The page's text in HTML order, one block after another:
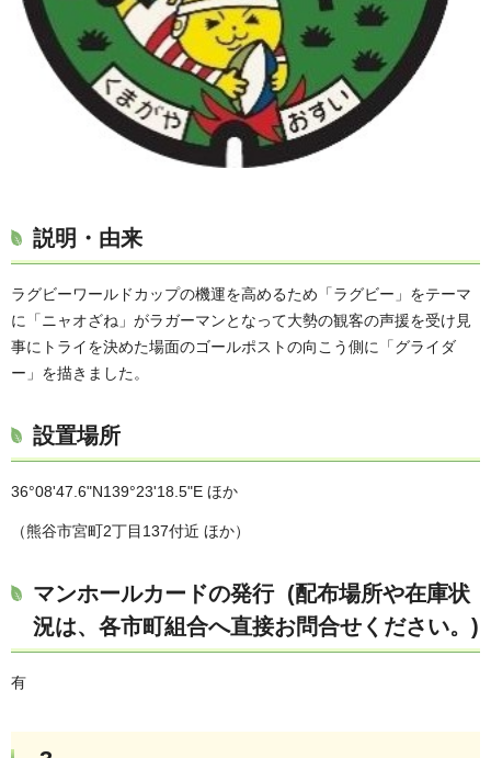
説明・由来
ラグビーワールドカップの機運を高めるため「ラグビー」をテーマ
に「ニャオざね」がラガーマンとなって大勢の観客の声援を受け見
事にトライを決めた場面のゴールポストの向こう側に「グライダ
ー」を描きました。
設置場所
36°08'47.6"N139°23'18.5"E ほか
（熊谷市宮町2丁目137付近 ほか）
マンホールカードの発行 (配布場所や在庫状
況は、各市町組合へ直接お問合せください。)
有